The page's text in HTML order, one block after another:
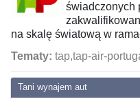
Tani wynajem aut
świadczonych
na skalę światową w
Tematy: tap,tap-air-